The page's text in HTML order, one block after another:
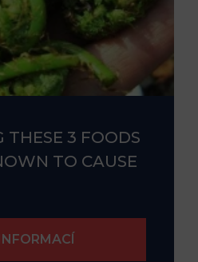
THESE 3 FOODS
TO CAUSE